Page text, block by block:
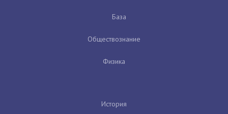
База
Обществознание
Физика
История